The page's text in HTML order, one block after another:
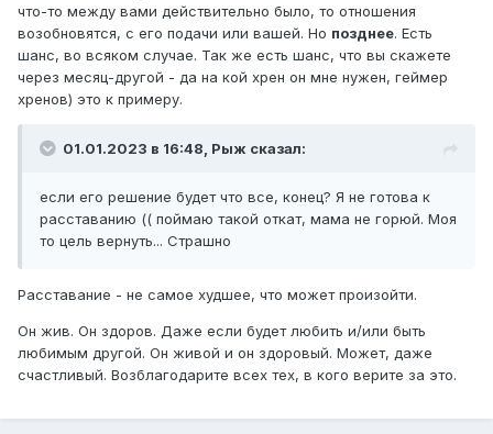
что-то между вами действительно было, то отношения
возобновятся, с его подачи или вашей. Но позднее. Есть
шанс, во всяком случае. Так же есть шанс, что вы скажете
через месяц-другой - да на кой хрен он мне нужен, геймер
хренов) это к примеру.
01.01.2023 в 16:48, Рыж сказал:
если его решение будет что все, конец? Я не готова к
расставанию (( поймаю такой откат, мама не горюй. Моя
то цель вернуть... Страшно
Расставание - не самое худшее, что может произойти.
Он жив. Он здоров. Даже если будет любить и/или быть
любимым другой. Он живой и он здоровый. Может, даже
счастливый. Возблагодарите всех тех, в кого верите за это.